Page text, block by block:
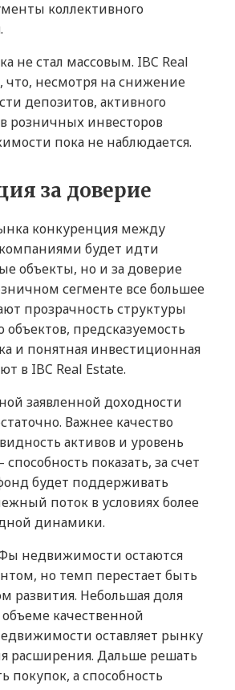
коллективного
не стал массовым. IBC Real
что, несмотря на снижение
депозитов, активного
розничных инвесторов
пока не наблюдается.
за доверие
конкуренция между
будет идти
объекты, но и за доверие
сегменте все большее
прозрачность структуры
объектов, предсказуемость
и понятная инвестиционная
в IBC Real Estate.
заявленной доходности
Важнее качество
активов и уровень
показать, за счет
будет поддерживать
поток в условиях более
динамики.
недвижимости остаются
но темп перестает быть
развития. Небольшая доля
качественной
оставляет рынку
расширения. Дальше решать
покупок, а способность